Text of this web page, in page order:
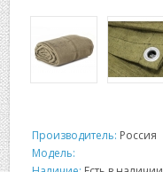
Производитель: Россия
Модель: